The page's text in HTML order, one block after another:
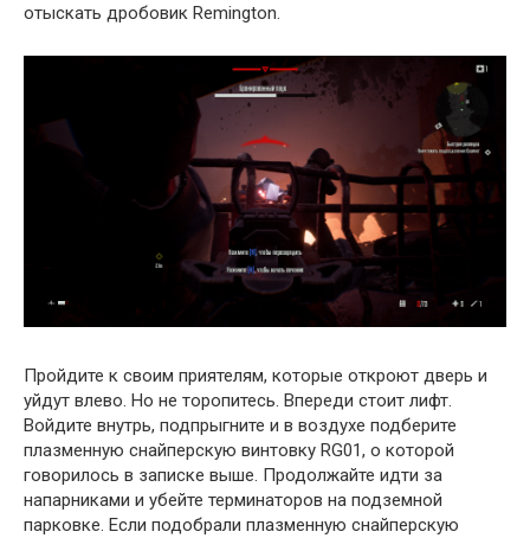
отыскать дробовик Remington.
Пройдите к своим приятелям, которые откроют дверь и
уйдут влево. Но не торопитесь. Впереди стоит лифт.
Войдите внутрь, подпрыгните и в воздухе подберите
плазменную снайперскую винтовку RG01, о которой
говорилось в записке выше. Продолжайте идти за
напарниками и убейте терминаторов на подземной
парковке. Если подобрали плазменную снайперскую